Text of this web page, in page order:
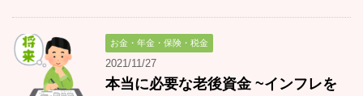
お金・年金・保険・税金
2021/11/27
本当に必要な老後資金 ~インフレを